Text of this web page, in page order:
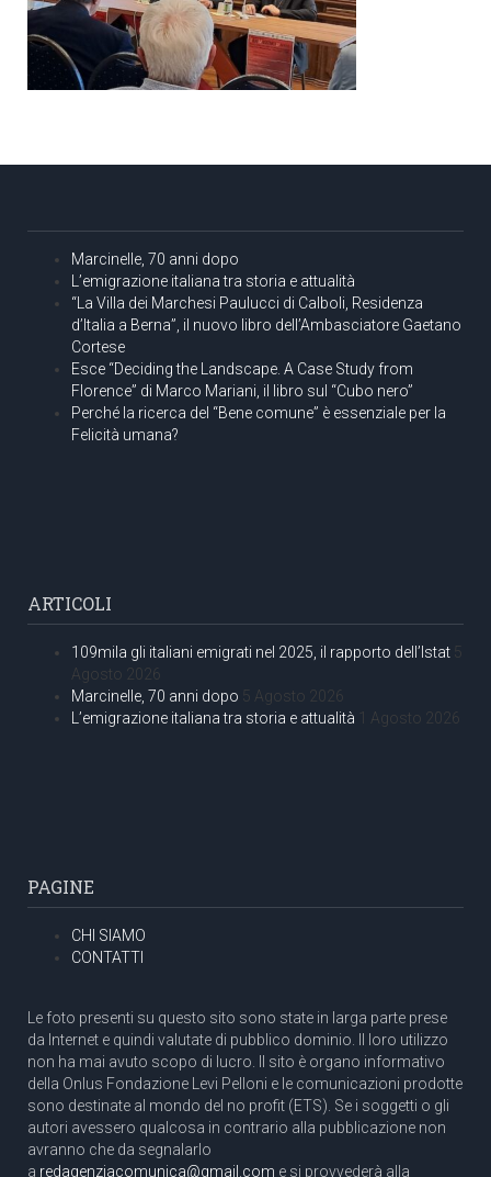
Marcinelle, 70 anni dopo
L’emigrazione italiana tra storia e attualità
“La Villa dei Marchesi Paulucci di Calboli, Residenza
d’Italia a Berna”, il nuovo libro dell’Ambasciatore Gaetano
Cortese
Esce “Deciding the Landscape. A Case Study from
Florence” di Marco Mariani, il libro sul “Cubo nero”
Perché la ricerca del “Bene comune” è essenziale per la
Felicità umana?
ARTICOLI
109mila gli italiani emigrati nel 2025, il rapporto dell’Istat 5
Agosto 2026
Marcinelle, 70 anni dopo 5 Agosto 2026
L’emigrazione italiana tra storia e attualità 1 Agosto 2026
PAGINE
CHI SIAMO
CONTATTI
Le foto presenti su questo sito sono state in larga parte prese
da Internet e quindi valutate di pubblico dominio. Il loro utilizzo
non ha mai avuto scopo di lucro. Il sito è organo informativo
della Onlus Fondazione Levi Pelloni e le comunicazioni prodotte
sono destinate al mondo del no profit (ETS). Se i soggetti o gli
autori avessero qualcosa in contrario alla pubblicazione non
avranno che da segnalarlo
a redagenziacomunica@gmail.com e si provvederà alla